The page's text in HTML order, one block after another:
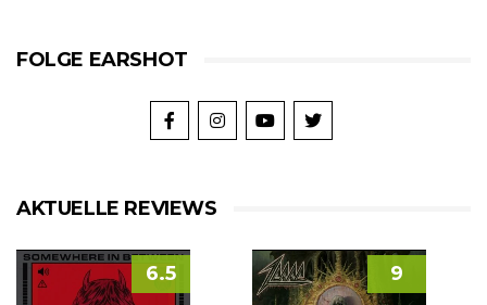
FOLGE EARSHOT
AKTUELLE REVIEWS
6.5 9